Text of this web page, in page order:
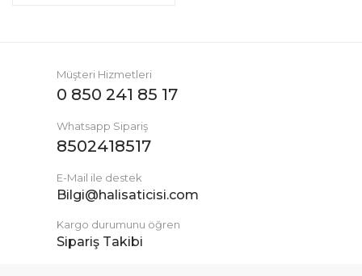
Müşteri Hizmetleri
0 850 241 85 17
Whatsapp Sipariş
8502418517
E-Mail ile destek
Bilgi@halisaticisi.com
Kargo durumunu öğren
Sipariş Takibi